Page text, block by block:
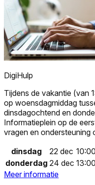
DigiHulp
Tijdens de vakantie (van
op woensdagmiddag
dinsdagochtend en
Informatieplein op de
vragen en ondersteuning
dinsdag
22 dec
donderdag 24 dec
Meer informatie